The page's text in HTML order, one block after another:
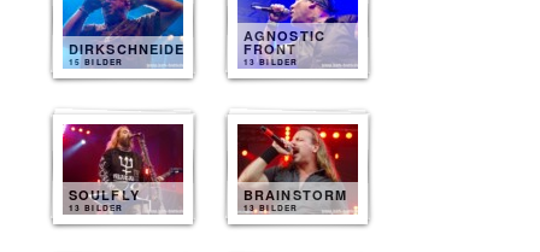
DIRKSCHNEIDER
15 BILDER
AGNOSTIC
FRONT
13 BILDER
SOULFLY
13 BILDER
BRAINSTORM
13 BILDER